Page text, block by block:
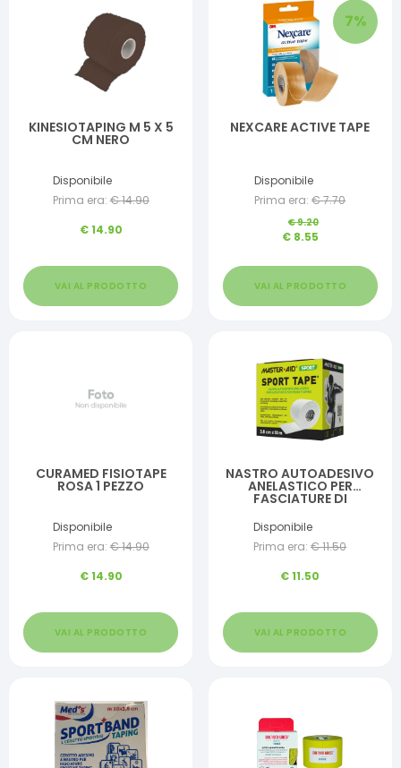
KINESIOTAPING M 5 X 5
CM NERO
Disponibile
Prima era: €14.90
€14.90
VAI AL PRODOTTO
7%
NEXCARE ACTIVE TAPE
Disponibile
Prima era: €7.70
€9.20
€ 8.55
VAI AL PRODOTTO
CURAMED FISIOTAPE
ROSA 1 PEZZO
Disponibile
Prima era: €14.90
€14.90
VAI AL PRODOTTO
NASTRO AUTOADESIVO
ANELASTICO PER
FASCIATURE DI
MASTER-AID SPORT
3,8X10
Disponibile
Prima era: €11.50
€11.50
VAI AL PRODOTTO